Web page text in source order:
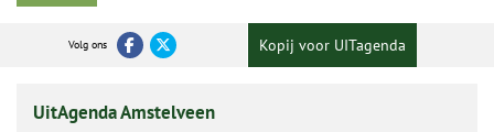
Volg ons Kopij voor UITagenda
UitAgenda Amstelveen